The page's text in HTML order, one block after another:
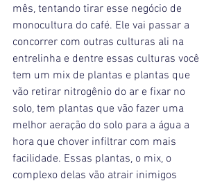
mês, tentando tirar esse negócio de
monocultura do café. Ele vai passar a
concorrer com outras culturas ali na
entrelinha e dentre essas culturas você
tem um mix de plantas e plantas que
vão retirar nitrogênio do ar e fixar no
solo, tem plantas que vão fazer uma
melhor aeração do solo para a água a
hora que chover infiltrar com mais
facilidade. Essas plantas, o mix, o
complexo delas vão atrair inimigos